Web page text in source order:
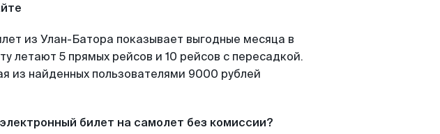
из Улан-Батора показывает выгодные месяца в
летают 5 прямых рейсов и 10 рейсов с пересадкой.
из найденных пользователями 9000 рублей
билет на самолет без комиссии?